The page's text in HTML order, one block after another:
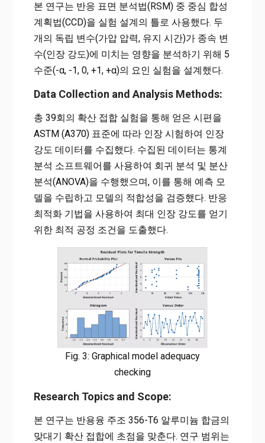
본 연구는 반응 표면 분석법(RSM) 중 중심 합성
계획법(CCD)을 실험 설계의 틀로 사용했다. 두
개의 독립 변수(가압 압력, 유지 시간)가 종속 변
수(인장 강도)에 미치는 영향을 분석하기 위해 5
수준(-α, -1, 0, +1, +α)의 요인 실험을 설계했다.
Data Collection and Analysis Methods:
총 39회의 확산 접합 실험을 통해 얻은 시편을
ASTM (A370) 표준에 따라 인장 시험하여 인장
강도 데이터를 수집했다. 수집된 데이터는 통계
분석 소프트웨어를 사용하여 회귀 분석 및 분산
분석(ANOVA)을 수행했으며, 이를 통해 예측 모
델을 수립하고 모델의 적합성을 검증했다. 반응
최적화 기법을 사용하여 최대 인장 강도를 얻기
위한 최적 공정 조건을 도출했다.
Fig. 3: Graphical model adequacy
checking
Research Topics and Scope:
본 연구는 반용융 주조 356-T6 알루미늄 합금의
맞대기 확산 접합에 초점을 맞춘다. 연구 범위는